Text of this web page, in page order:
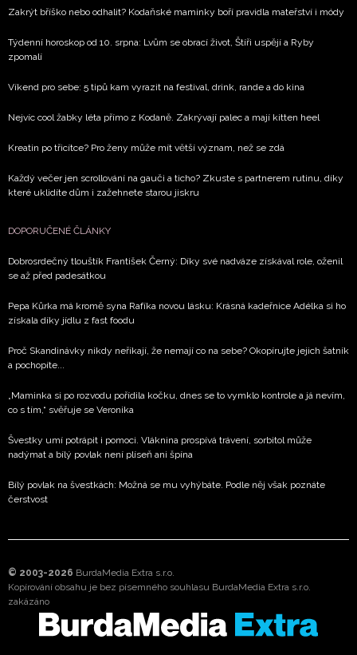
ODESLAT
Přihlášením k newsletteru souhlasíte s
potvrzujete, že jste se seznámili seZásadami
ochrany soukromí- BurdaMedia Extra s.r.o. bude s
vyhodnocení akce a zasílání novinek.
Chcete navíc dostávat i další zajímavé a exkluzivní
informace od našich partnerů? Pokud souhlasíte se
soukromí BurdaMedia Extra s.r.o.
Zakrýt bříško nebo odhalit? Kodaňské maminky boří pravidla mateřství i módy
Týdenní horoskop od 10. srpna: Lvům se obrací život, Štíři uspějí a Ryby
zpomalí
Víkend pro sebe: 5 tipů kam vyrazit na festival, drink, rande a do kina
Nejvíc cool žabky léta přímo z Kodaně. Zakrývají palec a mají kitten heel
Kreatin po třicítce? Pro ženy může mít větší význam, než se zdá
Každý večer jen scrollování na gauči a ticho? Zkuste s partnerem rutinu, díky
které uklidíte dům i zažehnete starou jiskru
DOPORUČENÉ ČLÁNKY
Dobrosrdečný tlouštík František Černý: Díky své nadváze získával role, oženil
se až před padesátkou
Pepa Kůrka má kromě syna Rafíka novou lásku: Krásná kadeřnice Adélka si ho
získala díky jídlu z fast foodu
Proč Skandinávky nikdy neříkají, že nemají co na sebe? Okopírujte jejich šatník
a pochopíte...
„Maminka si po rozvodu pořídila kočku, dnes se to vymklo kontrole a já nevím,
co s tím,“ svěřuje se Veronika
Švestky umí potrápit i pomoci. Vláknina prospívá trávení, sorbitol může
nadýmat a bílý povlak není plíseň ani špína
Bílý povlak na švestkách: Možná se mu vyhýbáte. Podle něj však poznáte
čerstvost
© 2003-2026 BurdaMedia Extra s.r.o.
Kopírování obsahu je bez písemného souhlasu BurdaMedia Extra s.r.o.
zakázáno